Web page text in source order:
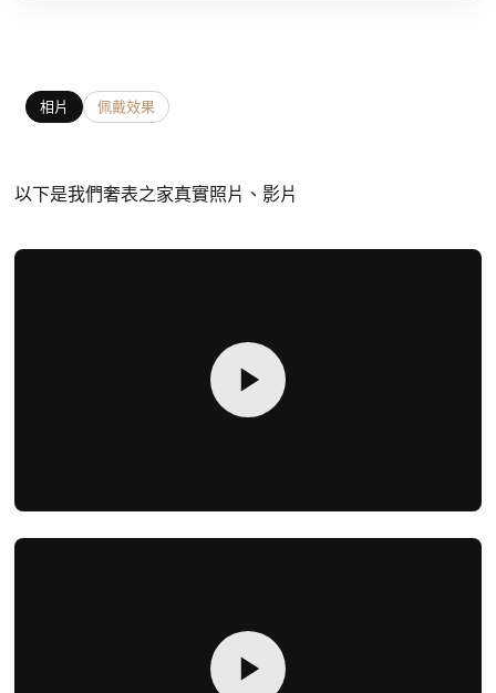
相片 佩戴效果
以下是我們奢表之家真實照片、影片